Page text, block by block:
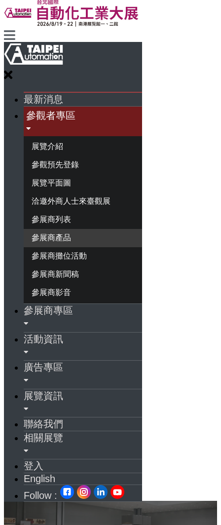
最新消息
參觀者專區
展覽介紹
參觀預先登錄
展覽平面圖
洽邀外商人士來臺觀展
參展商列表
參展商產品
參展商攤位活動
參展商新聞稿
參展商影音
參展商專區
活動資訊
廣告專區
展覽資訊
聯絡我們
相關展覽
登入
English
Follow :